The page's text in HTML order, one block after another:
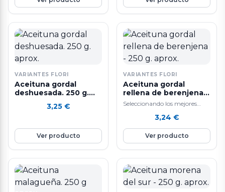
VARIANTES FLORI
Aceituna gordal
deshuesada. 250 g.
3,25 €
Ver producto
VARIANTES FLORI
Aceituna gordal
rellena de berenjena -
250 g. aprox.
Seleccionando los mejores
sistema de elaboración diaria
que hacen que nuestras…
3,24 €
Ver producto